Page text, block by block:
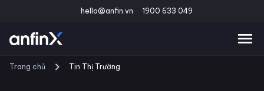
hello@anfin.vn 1900 633 049
Trang chủ Tin Thị Trường